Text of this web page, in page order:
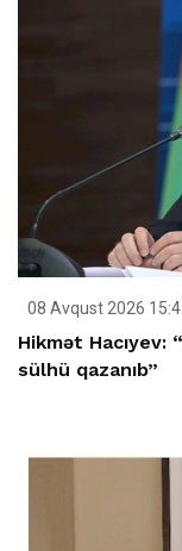
08 Avqust 2026
Hikmət Hacıyev:
sülhü qazanıb”